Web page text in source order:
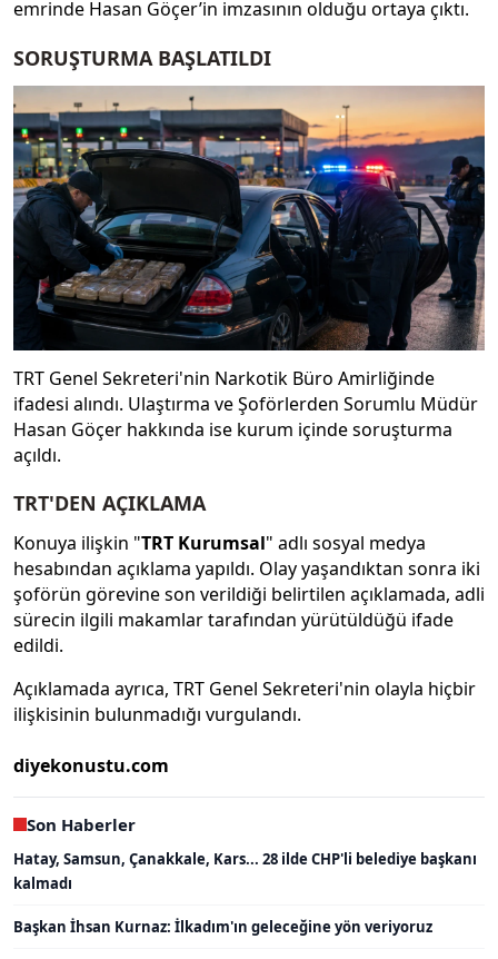
emrinde Hasan Göçer’in imzasının olduğu ortaya çıktı.
SORUŞTURMA BAŞLATILDI
TRT Genel Sekreteri'nin Narkotik Büro Amirliğinde
ifadesi alındı. Ulaştırma ve Şoförlerden Sorumlu Müdür
Hasan Göçer hakkında ise kurum içinde soruşturma
açıldı.
TRT'DEN AÇIKLAMA
Konuya ilişkin "TRT Kurumsal" adlı sosyal medya
hesabından açıklama yapıldı. Olay yaşandıktan sonra iki
şoförün görevine son verildiği belirtilen açıklamada, adli
sürecin ilgili makamlar tarafından yürütüldüğü ifade
edildi.
Açıklamada ayrıca, TRT Genel Sekreteri'nin olayla hiçbir
ilişkisinin bulunmadığı vurgulandı.
diyekonustu.com
Son Haberler
Hatay, Samsun, Çanakkale, Kars... 28 ilde CHP'li belediye başkanı
kalmadı
Başkan İhsan Kurnaz: İlkadım'ın geleceğine yön veriyoruz